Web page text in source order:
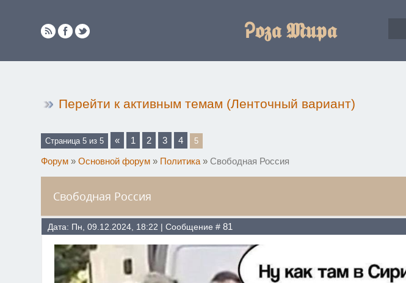
Ꭾ𝖔𝖟𝖆 𝕸𝖚𝖕𝖆
Перейти к активным темам (Ленточный вариант)
Страница5 из5 « 1 2 3 4 5
Форум » Основной форум » Политика » Свободная Россия
Свободная Россия
Дата: Пн, 09.12.2024, 18:22 | Сообщение #81